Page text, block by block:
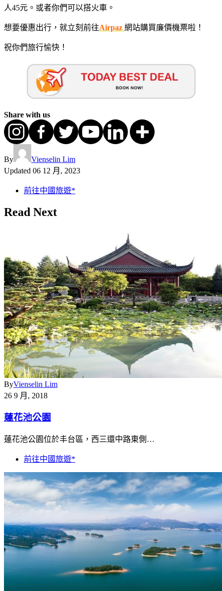
人45元。或者你們可以搭火車。
想要優惠出行，就立刻前往Airpaz 網站購買廉價機票啦！
祝你們旅行愉快！
Share with us
By
Vienselin Lim
Updated 06 12 月, 2023
前往中國旅遊*
Read Next
ByVienselin Lim
26 9 月, 2018
蓮花池公園
蓮花池公園位於丰台區，西三還中路東側…
前往中國旅遊*